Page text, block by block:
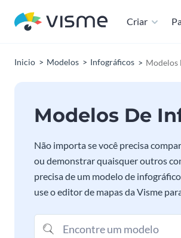
Criar
Inicio Modelos Infográficos Modelos
Modelos De
Não importa se você precisa
ou demonstrar quaisquer outros
precisa de um modelo de
use o editor de mapas da Visme